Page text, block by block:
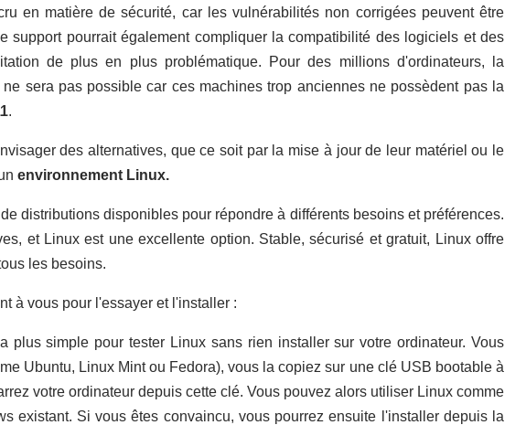
en matière de sécurité, car les vulnérabilités non corrigées peuvent être
support pourrait également compliquer la compatibilité des logiciels et des
de plus en plus problématique. Pour des millions d'ordinateurs, la
sera pas possible car ces machines trop anciennes ne possèdent pas la
.
des alternatives, que ce soit par la mise à jour de leur matériel ou le
environnement Linux.
distributions disponibles pour répondre à différents besoins et préférences.
et Linux est une excellente option. Stable, sécurisé et gratuit, Linux offre
les besoins.
à vous pour l'essayer et l'installer :
plus simple pour tester Linux sans rien installer sur votre ordinateur. Vous
Ubuntu, Linux Mint ou Fedora), vous la copiez sur une clé USB bootable à
votre ordinateur depuis cette clé. Vous pouvez alors utiliser Linux comme
existant. Si vous êtes convaincu, vous pourrez ensuite l'installer depuis la